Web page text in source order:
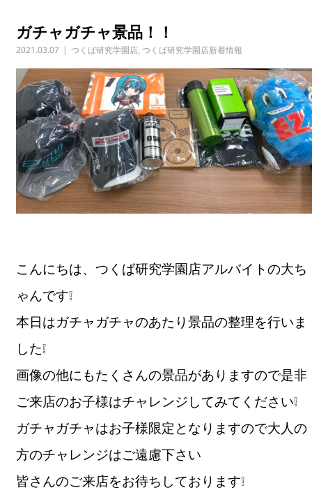
ガチャガチャ景品！！
2021.03.07 つくば研究学園店,つくば研究学園店新着情報
こんにちは、つくば研究学園店アルバイトの大ち
ゃんです❕
本日はガチャガチャのあたり景品の整理を行いま
した❕
画像の他にもたくさんの景品がありますので是非
ご来店のお子様はチャレンジしてみてください❕
ガチャガチャはお子様限定となりますので大人の
方のチャレンジはご遠慮下さい
皆さんのご来店をお待ちしております❕